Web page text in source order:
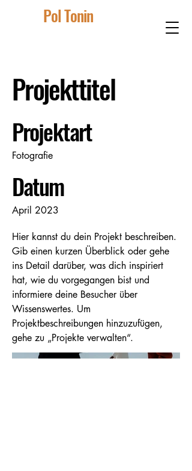
Pol Tonin
Projekttitel
Projektart
Fotografie
Datum
April 2023
Hier kannst du dein Projekt beschreiben.
Gib einen kurzen Überblick oder gehe
ins Detail darüber, was dich inspiriert
hat, wie du vorgegangen bist und
informiere deine Besucher über
Wissenswertes. Um
Projektbeschreibungen hinzuzufügen,
gehe zu „Projekte verwalten“.